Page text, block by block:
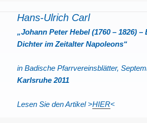
Hans-Ulrich Carl
„Johann Peter Hebel (1760 – 1826) –
Dichter im Zeitalter Napoleons“
in Badische Pfarrvereinsblätter,
Karlsruhe 2011
Lesen Sie den Artikel >HIER<